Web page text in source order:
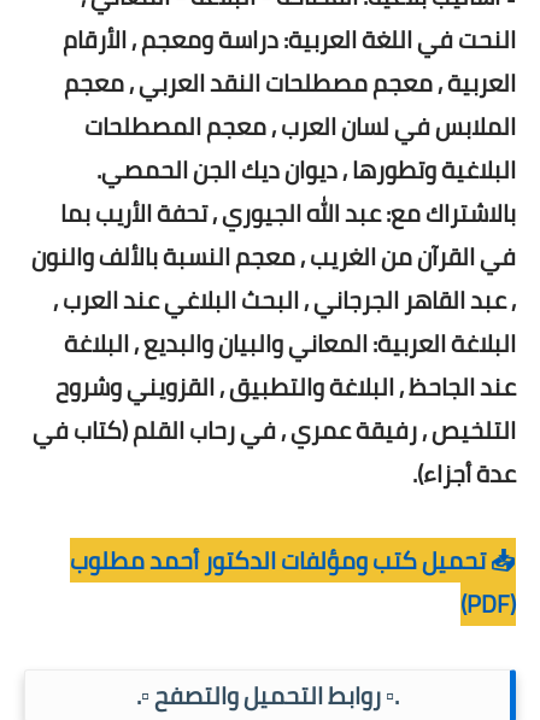
النحت في اللغة العربية: دراسة ومعجم , الأرقام
العربية , معجم مصطلحات النقد العربي , معجم
الملابس في لسان العرب , معجم المصطلحات
البلاغية وتطورها , ديوان ديك الجن الحمصي.
بالاشتراك مع: عبد الله الجيوري , تحفة الأريب بما
في القرآن من الغريب , معجم النسبة بالألف والنون
, عبد القاهر الجرجاني , البحث البلاغي عند العرب ,
البلاغة العربية: المعاني والبيان والبديع , البلاغة
عند الجاحظ , البلاغة والتطبيق , القزويني وشروح
التلخيص , رفيقة عمري , في رحاب القلم (كتاب في
عدة أجزاء).
📥 تحميل كتب ومؤلفات الدكتور أحمد مطلوب
(PDF)
.▫️ روابط التحميل والتصفح ▫️.